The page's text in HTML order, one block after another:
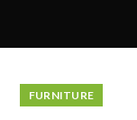
FURNITURE